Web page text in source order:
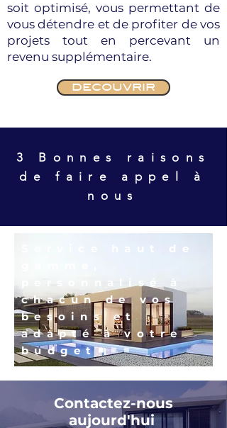
soit optimisé, vous permettant de
vous détendre et de profiter de vos
projets tout en percevant un
revenu supplémentaire.
DECOUVRIR
3 Bonnes raisons
de faire appel à
nous
Service haut de
personnalisé à
chacun de vos
besoins et
adapté à votre
budget
Contactez-nous
aujourd'hui